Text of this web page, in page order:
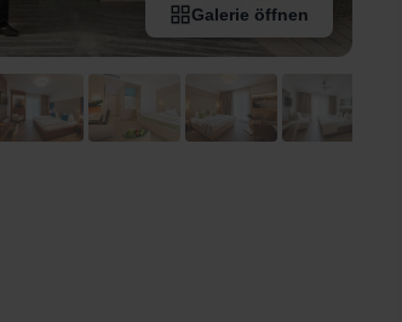
Galerie öffnen